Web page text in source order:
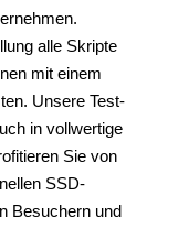
alle Skripte
mit einem
Unsere Test-
in vollwertige
Sie von
SSD-
Besuchern und